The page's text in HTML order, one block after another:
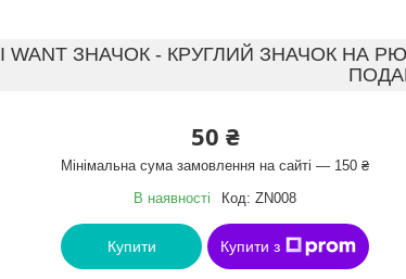
I WANT ЗНАЧОК - КРУГЛИЙ ЗНАЧОК НА
50 ₴
Мінімальна сума замовлення на сайті — 150 ₴
В наявності
Код: ZN008
Купити Купити з